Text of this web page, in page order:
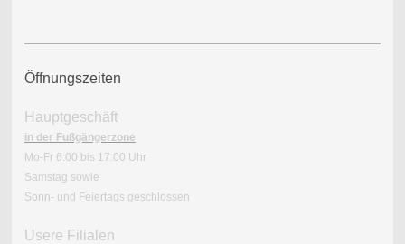
Öffnungszeiten
Hauptgeschäft
in der Fußgängerzone
Mo-Fr 6:00 bis 17:00 Uhr
Samstag sowie
Sonn- und Feiertags geschlossen
Usere Filialen